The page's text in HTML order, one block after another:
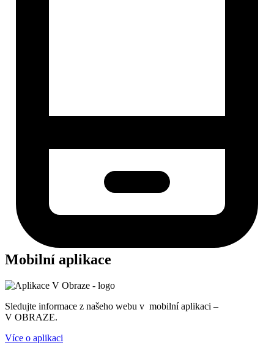
Mobilní aplikace
Sledujte informace z našeho webu v mobilní aplikaci –
V OBRAZE.
Více o aplikaci